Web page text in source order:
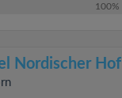
100%
Nordischer Hof